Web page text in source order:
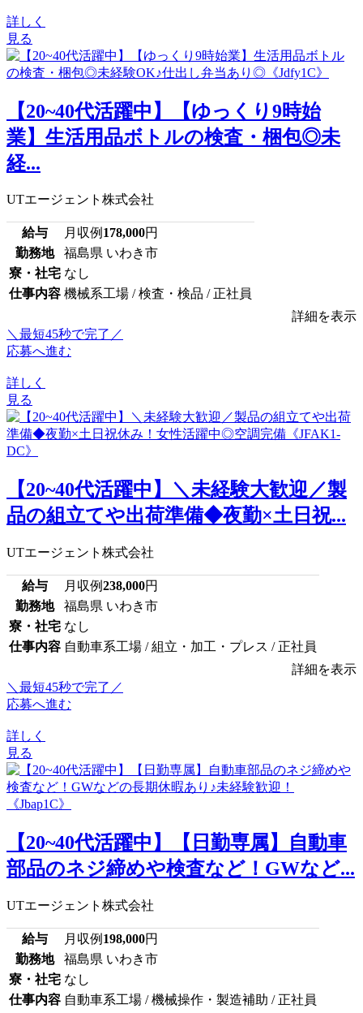
詳しく
見る
【20~40代活躍中】【ゆっくり9時始
業】生活用品ボトルの検査・梱包◎未
経...
UTエージェント株式会社
給与 月収例 178,000円
勤務地
福島県 いわき市
寮・社宅 なし
仕事内容 機械系工場 / 検査・検品 / 正社員
詳細を表示
＼最短45秒で完了／
応募へ進む
詳しく
見る
【20~40代活躍中】＼未経験大歓迎／製
品の組立てや出荷準備◆夜勤×土日祝...
UTエージェント株式会社
給与 月収例238,000円
勤務地
福島県 いわき市
寮・社宅 なし
仕事内容 自動車系工場 / 組立・加工・プレス / 正社員
詳細を表示
＼最短45秒で完了／
応募へ進む
詳しく
見る
【20~40代活躍中】【日勤専属】自動車
部品のネジ締めや検査など！GWなど...
UTエージェント株式会社
給与 月収例 198,000円
勤務地
福島県 いわき市
寮・社宅 なし
仕事内容 自動車系工場 / 機械操作・製造補助 / 正社員